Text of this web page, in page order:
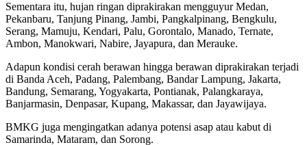
Sementara itu, hujan ringan diprakirakan mengguyur Medan,
Pekanbaru, Tanjung Pinang, Jambi, Pangkalpinang, Bengkulu,
Serang, Mamuju, Kendari, Palu, Gorontalo, Manado, Ternate,
Ambon, Manokwari, Nabire, Jayapura, dan Merauke.
Adapun kondisi cerah berawan hingga berawan diprakirakan terjadi
di Banda Aceh, Padang, Palembang, Bandar Lampung, Jakarta,
Bandung, Semarang, Yogyakarta, Pontianak, Palangkaraya,
Banjarmasin, Denpasar, Kupang, Makassar, dan Jayawijaya.
BMKG juga mengingatkan adanya potensi asap atau kabut di
Samarinda, Mataram, dan Sorong.